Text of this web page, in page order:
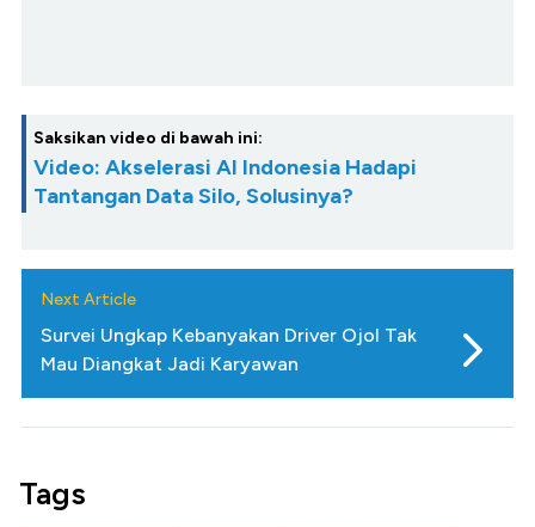
Saksikan video di bawah ini:
Video: Akselerasi AI Indonesia Hadapi
Tantangan Data Silo, Solusinya?
Next Article
Survei Ungkap Kebanyakan Driver Ojol Tak
Mau Diangkat Jadi Karyawan
Tags